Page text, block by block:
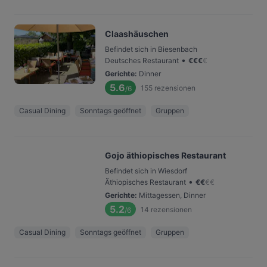
Claashäuschen
Befindet sich in Biesenbach
Deutsches Restaurant • €€€€
Gerichte: Dinner
5.6/6 155 rezensionen
Casual Dining Sonntags geöffnet Gruppen
Gojo äthiopisches Restaurant
Befindet sich in Wiesdorf
Äthiopisches Restaurant • €€€€
Gerichte: Mittagessen, Dinner
5.2/6 14 rezensionen
Casual Dining Sonntags geöffnet Gruppen